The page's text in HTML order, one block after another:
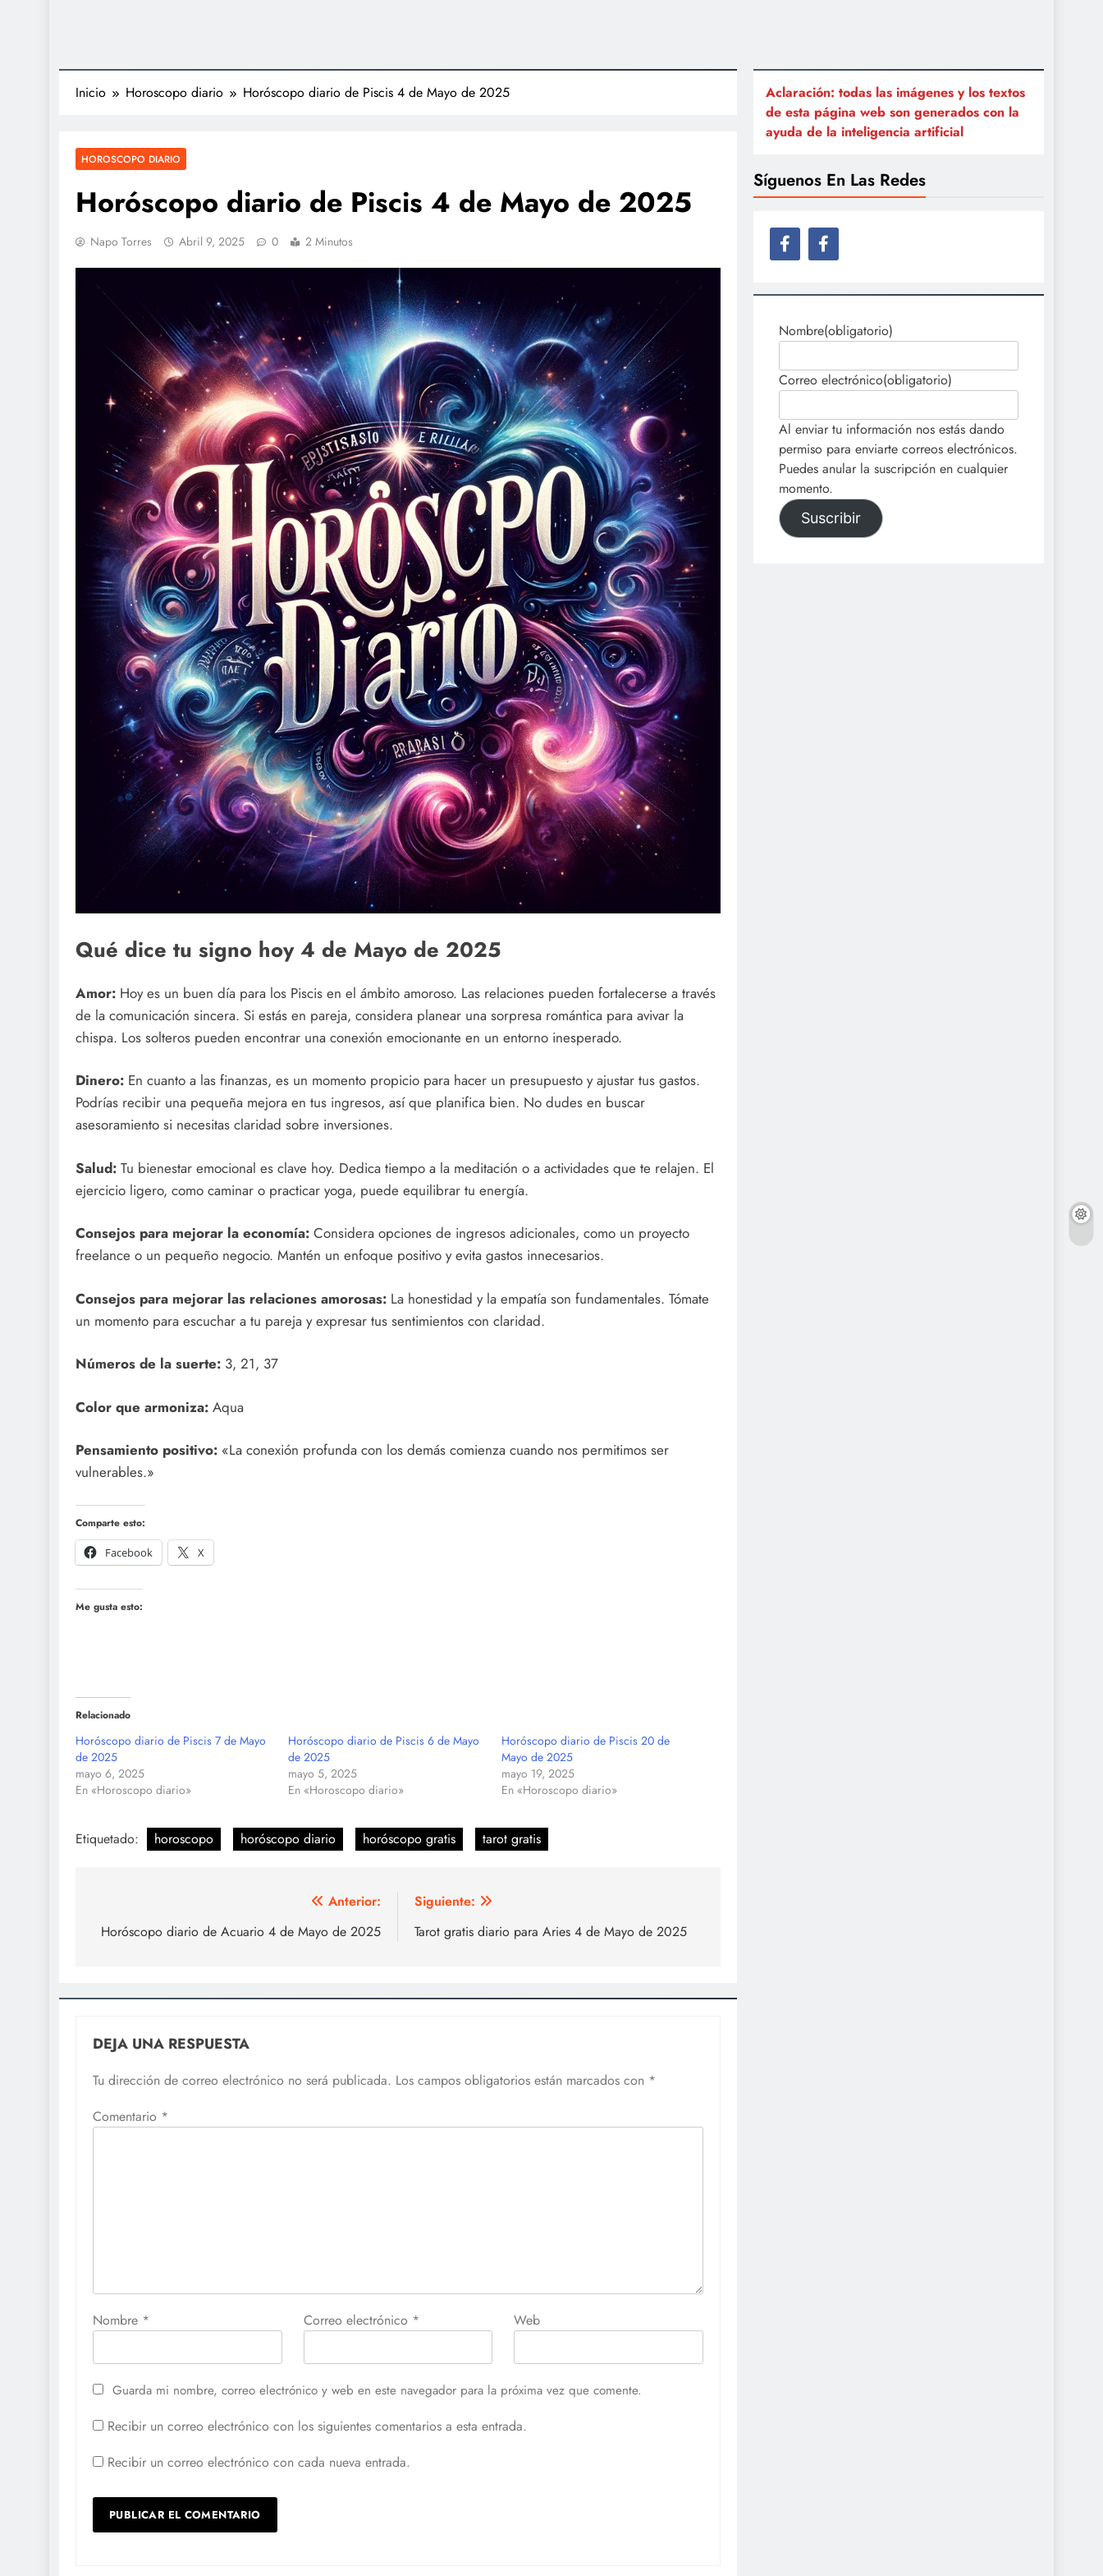
Inicio Horoscopo diario Horóscopo diario de Piscis 4 de Mayo de 2025
HOROSCOPO DIARIO
Horóscopo diario de Piscis 4 de Mayo de 2025
Napo Torres Abril 9, 2025 0 2 Minutos
Qué dice tu signo hoy 4 de Mayo de 2025
Amor: Hoy es un buen día para los Piscis en el ámbito amoroso. Las relaciones pueden fortalecerse a través
de la comunicación sincera. Si estás en pareja, considera planear una sorpresa romántica para avivar la
chispa. Los solteros pueden encontrar una conexión emocionante en un entorno inesperado.
Dinero: En cuanto a las finanzas, es un momento propicio para hacer un presupuesto y ajustar tus gastos.
Podrías recibir una pequeña mejora en tus ingresos, así que planifica bien. No dudes en buscar
asesoramiento si necesitas claridad sobre inversiones.
Salud: Tu bienestar emocional es clave hoy. Dedica tiempo a la meditación o a actividades que te relajen. El
ejercicio ligero, como caminar o practicar yoga, puede equilibrar tu energía.
Consejos para mejorar la economía: Considera opciones de ingresos adicionales, como un proyecto
freelance o un pequeño negocio. Mantén un enfoque positivo y evita gastos innecesarios.
Consejos para mejorar las relaciones amorosas: La honestidad y la empatía son fundamentales. Tómate
un momento para escuchar a tu pareja y expresar tus sentimientos con claridad.
Números de la suerte: 3, 21, 37
Color que armoniza: Aqua
Pensamiento positivo: «La conexión profunda con los demás comienza cuando nos permitimos ser
vulnerables.»
Comparte esto:
Facebook
X
Me gusta esto:
Relacionado
Horóscopo diario de Piscis 7 de Mayo
de 2025
mayo 6, 2025
En «Horoscopo diario»
Horóscopo diario de Piscis 6 de Mayo
de 2025
mayo 5, 2025
En «Horoscopo diario»
Horóscopo diario de Piscis 20 de
Mayo de 2025
mayo 19, 2025
En «Horoscopo diario»
Etiquetado: horoscopo horóscopo diario horóscopo gratis tarot gratis
de
Anterior:
Horóscopo diario de Acuario 4 de Mayo de 2025
Siguiente:
Tarot gratis diario para Aries 4 de Mayo de 2025
DEJA UNA RESPUESTA
Tu dirección de correo electrónico no será publicada. Los campos obligatorios están marcados con *
Comentario *
Nombre * Correo electrónico * Web
Guarda mi nombre, correo electrónico y web en este navegador para la próxima vez que comente.
Recibir un correo electrónico con los siguientes comentarios a esta entrada.
Recibir un correo electrónico con cada nueva entrada.
Aclaración: todas las imágenes y los textos
de esta página web son generados con la
ayuda de la inteligencia artificial
Síguenos En Las Redes
Nombre(obligatorio)
Correo electrónico(obligatorio)
Al enviar tu información nos estás dando
permiso para enviarte correos electrónicos.
Puedes anular la suscripción en cualquier
momento.
Suscribir